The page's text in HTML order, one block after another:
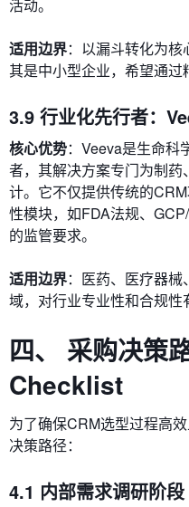
活动。
适用边界：以漏斗转化为
其是中小型企业，希望通过
3.9 行业化先行者：
核心优势：Veeva是生命科
者，其解决方案专门为制
计。它不仅提供传统的
性模块，如FDA法规、
的监管要求。
适用边界：医药、医疗器
域，对行业专业性和合规性
四、 采购决策
Checklist
为了确保CRM选型过程高
决策路径：
4.1 内部需求调研阶段